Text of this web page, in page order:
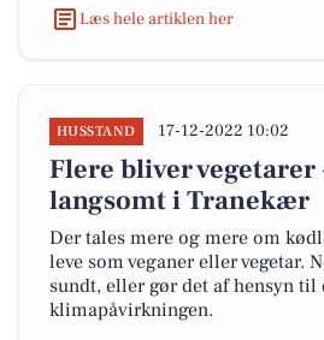
Læs hele artiklen her
HUSSTAND 17-12-2022 10:02
Flere bliver
langsomt i Tranekær
Der tales mere og mere om
leve som veganer eller vegetar.
sundt, eller gør det af hensyn
klimapåvirkningen.